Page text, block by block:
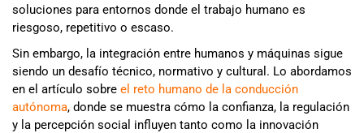
soluciones para entornos donde el trabajo humano es
riesgoso, repetitivo o escaso.
Sin embargo, la integración entre humanos y máquinas sigue
siendo un desafío técnico, normativo y cultural. Lo abordamos
en el artículo sobre el reto humano de la conducción
autónoma, donde se muestra cómo la confianza, la regulación
y la percepción social influyen tanto como la innovación